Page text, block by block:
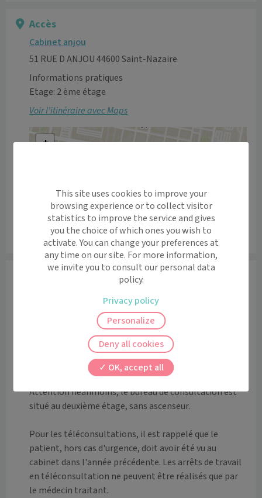
Accès
Cabinet anjou
51 RUE D ANJOU 44600 Saint-Nazaire
Informations pratiques
Etage: 2 ème étage
Voir l’itinéraire avec Maps
+
Leaflet|© OpenStreetMapcontributors
Informations
situé 51 rue d'Anjou à Saint Nazaire.
Le Docteur PRESLE pratique la médecine générale et
accueille ses patients du nourrisson à la personne
Attention néanmoins, le bureau de consultation est
situé au deuxième étage, sans ascenseur.
Pour les téléconsultations, il est rappelé que le
patient, hors cas d'urgence, doit avoir été vu au
cabinet dans l'année précédente. Les arrêts de travail
en téléconsultation ne peuvent être réalisés que par
le médecin traitant.
This site uses cookies to improve your
browsing experience or to collect visitor
statistics to improve the service and gives
you the choice of which ones you wish to
activate. You can change your preferences at
any time on our site. For more information,
we invite you to consult our personal data
policy.
OK, accept all
Deny all cookies
Personalize
Privacy policy